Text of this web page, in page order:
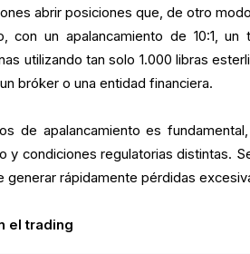
abrir posiciones que, de otro
con un apalancamiento de 10:1, un
utilizando tan solo 1.000 libras
bróker o una entidad financiera.
de apalancamiento es
y condiciones regulatorias distintas.
generar rápidamente pérdidas
el trading